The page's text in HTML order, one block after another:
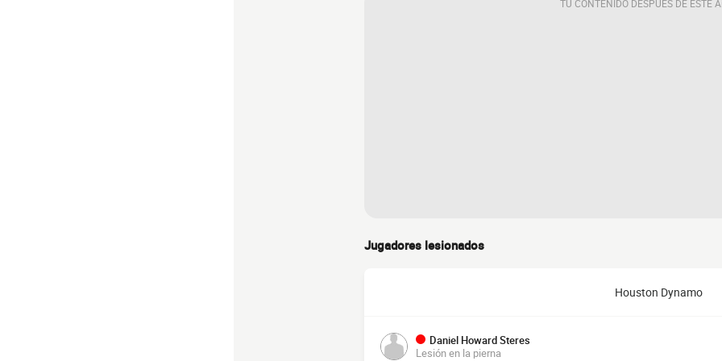
TU CONTENIDO DESPUÉS DE ESTE
Jugadores lesionados
Houston Dynamo
Daniel Howard Steres
Lesión en la pierna